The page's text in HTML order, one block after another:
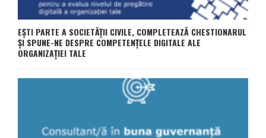
EȘTI PARTE A SOCIETĂȚII CIVILE, COMPLETEAZĂ CHESTIONARUL
ȘI SPUNE-NE DESPRE COMPETENȚELE DIGITALE ALE
ORGANIZAȚIEI TALE